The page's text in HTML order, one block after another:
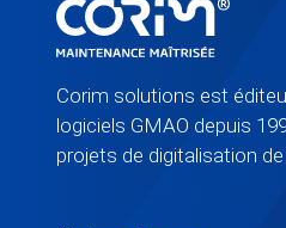
Corim solutions est
logiciels GMAO depuis
projets de digitalisation